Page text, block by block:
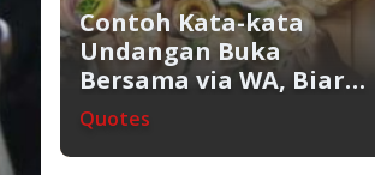
Contoh Kata-kata
Undangan Buka
Bersama via WA, Biar
Nggak Klise!
Quotes